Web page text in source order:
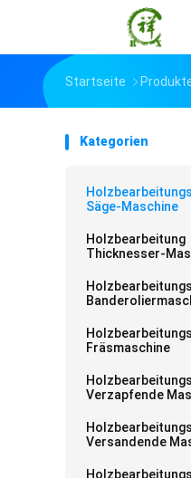
Startseite
Kategorien
Säge-Maschine
Holzbearbeitung
Thicknesser-
Fräsmaschine
Verzapfende
Versandende